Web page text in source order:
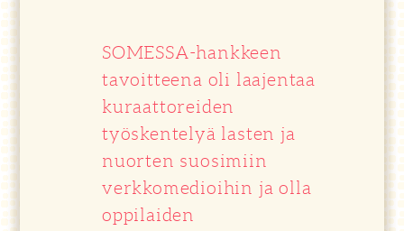
SOMESSA-hankkeen
tavoitteena oli laajentaa
kuraattoreiden
työskentelyä lasten ja
nuorten suosimiin
verkkomedioihin ja olla
oppilaiden